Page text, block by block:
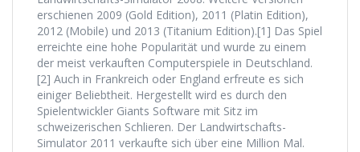
erschienen 2009 (Gold Edition), 2011 (Platin Edition),
2012 (Mobile) und 2013 (Titanium Edition).[1] Das Spiel
erreichte eine hohe Popularität und wurde zu einem
der meist verkauften Computerspiele in Deutschland.
[2] Auch in Frankreich oder England erfreute es sich
einiger Beliebtheit. Hergestellt wird es durch den
Spielentwickler Giants Software mit Sitz im
schweizerischen Schlieren. Der Landwirtschafts-
Simulator 2011 verkaufte sich über eine Million Mal.